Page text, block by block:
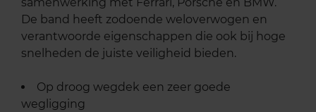
De band heeft zodoende weloverwogen en
verantwoorde eigenschappen die ook bij hoge
snelheden de juiste veiligheid bieden.
Op droog wegdek een zeer goede
wegligging